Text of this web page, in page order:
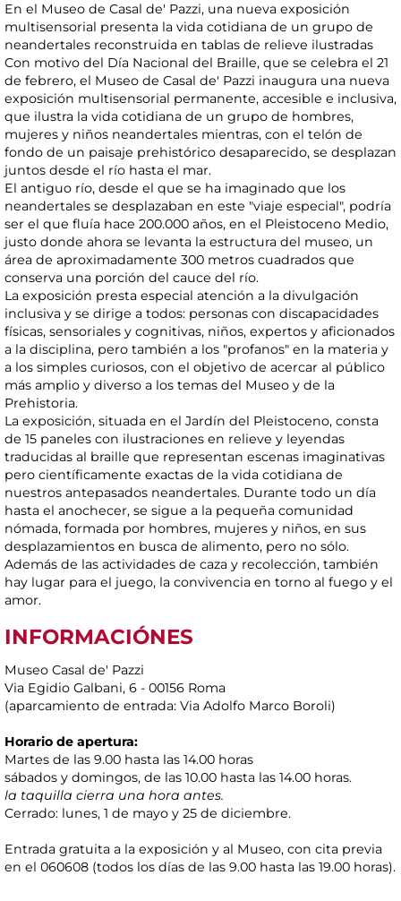
En el Museo de Casal de' Pazzi, una nueva exposición
multisensorial presenta la vida cotidiana de un grupo de
neandertales reconstruida en tablas de relieve ilustradas
Con motivo del Día Nacional del Braille, que se celebra el 21
de febrero, el Museo de Casal de' Pazzi inaugura una nueva
exposición multisensorial permanente, accesible e inclusiva,
que ilustra la vida cotidiana de un grupo de hombres,
mujeres y niños neandertales mientras, con el telón de
fondo de un paisaje prehistórico desaparecido, se desplazan
juntos desde el río hasta el mar.
El antiguo río, desde el que se ha imaginado que los
neandertales se desplazaban en este "viaje especial", podría
ser el que fluía hace 200.000 años, en el Pleistoceno Medio,
justo donde ahora se levanta la estructura del museo, un
área de aproximadamente 300 metros cuadrados que
conserva una porción del cauce del río.
La exposición presta especial atención a la divulgación
inclusiva y se dirige a todos: personas con discapacidades
físicas, sensoriales y cognitivas, niños, expertos y aficionados
a la disciplina, pero también a los "profanos" en la materia y
a los simples curiosos, con el objetivo de acercar al público
más amplio y diverso a los temas del Museo y de la
Prehistoria.
La exposición, situada en el Jardín del Pleistoceno, consta
de 15 paneles con ilustraciones en relieve y leyendas
traducidas al braille que representan escenas imaginativas
pero científicamente exactas de la vida cotidiana de
nuestros antepasados neandertales. Durante todo un día
hasta el anochecer, se sigue a la pequeña comunidad
nómada, formada por hombres, mujeres y niños, en sus
desplazamientos en busca de alimento, pero no sólo.
Además de las actividades de caza y recolección, también
hay lugar para el juego, la convivencia en torno al fuego y el
amor.
INFORMACIÓNES
Museo Casal de' Pazzi
Via Egidio Galbani, 6 - 00156 Roma
(aparcamiento de entrada: Via Adolfo Marco Boroli)
Horario de apertura:
Martes de las 9.00 hasta las 14.00 horas
sábados y domingos, de las 10.00 hasta las 14.00 horas.
la taquilla cierra una hora antes.
Cerrado: lunes, 1 de mayo y 25 de diciembre.
Entrada gratuita a la exposición y al Museo, con cita previa
en el 060608 (todos los días de las 9.00 hasta las 19.00 horas).